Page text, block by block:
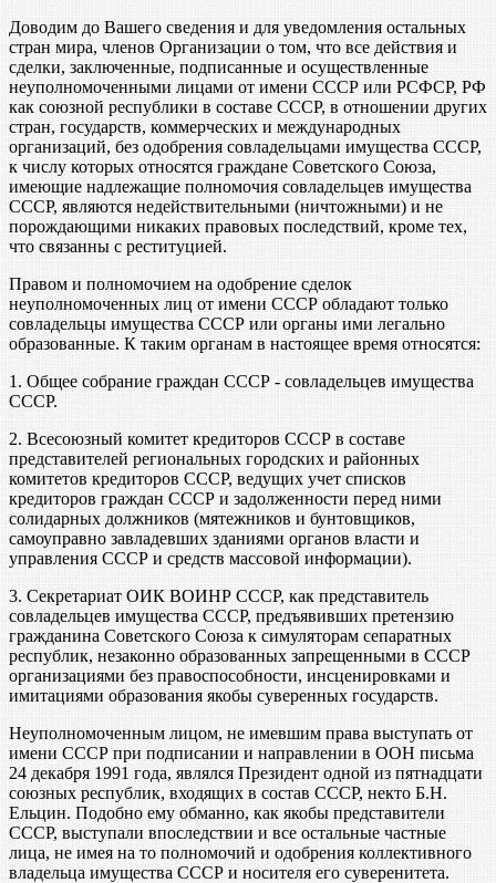
Доводим до Вашего сведения и для уведомления остальных
стран мира, членов Организации о том, что все действия и
сделки, заключенные, подписанные и осуществленные
неуполномоченными лицами от имени СССР или РСФСР, РФ
как союзной республики в составе СССР, в отношении других
стран, государств, коммерческих и международных
организаций, без одобрения совладельцами имущества СССР,
к числу которых относятся граждане Советского Союза,
имеющие надлежащие полномочия совладельцев имущества
СССР, являются недействительными (ничтожными) и не
порождающими никаких правовых последствий, кроме тех,
что связанны с реституцией.
Правом и полномочием на одобрение сделок
неуполномоченных лиц от имени СССР обладают только
совладельцы имущества СССР или органы ими легально
образованные. К таким органам в настоящее время относятся:
1. Общее собрание граждан СССР - совладельцев имущества
СССР.
2. Всесоюзный комитет кредиторов СССР в составе
представителей региональных городских и районных
комитетов кредиторов СССР, ведущих учет списков
кредиторов граждан СССР и задолженности перед ними
солидарных должников (мятежников и бунтовщиков,
самоуправно завладевших зданиями органов власти и
управления СССР и средств массовой информации).
3. Секретариат ОИК ВОИНР СССР, как представитель
совладельцев имущества СССР, предъявивших претензию
гражданина Советского Союза к симуляторам сепаратных
республик, незаконно образованных запрещенными в СССР
организациями без правоспособности, инсценировками и
имитациями образования якобы суверенных государств.
Неуполномоченным лицом, не имевшим права выступать от
имени СССР при подписании и направлении в ООН письма
24 декабря 1991 года, являлся Президент одной из пятнадцати
союзных республик, входящих в состав СССР, некто Б.Н.
Ельцин. Подобно ему обманно, как якобы представители
СССР, выступали впоследствии и все остальные частные
лица, не имея на то полномочий и одобрения коллективного
владельца имущества СССР и носителя его суверенитета.